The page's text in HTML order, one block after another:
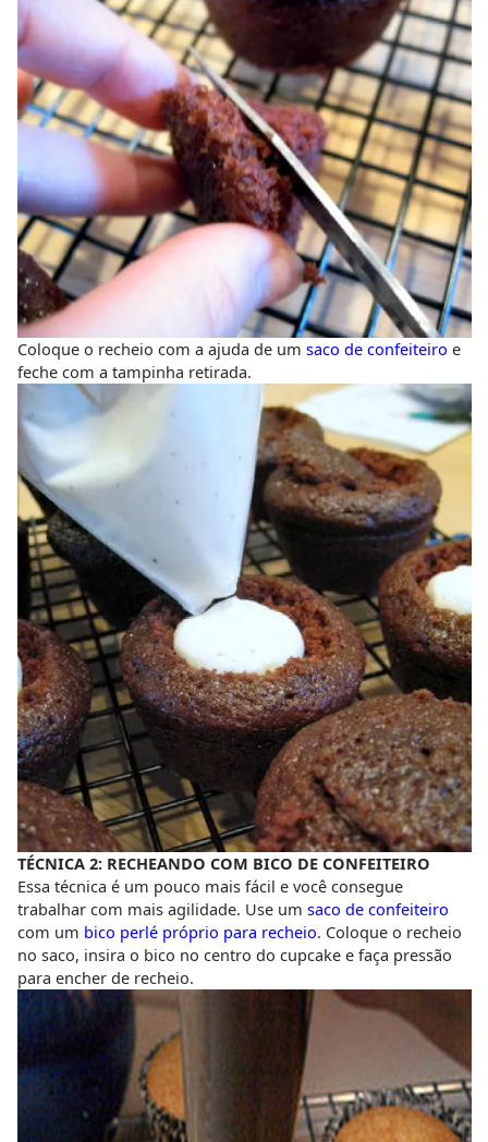
Coloque o recheio com a ajuda de um saco de confeiteiro e
feche com a tampinha retirada.
TÉCNICA 2: RECHEANDO COM BICO DE CONFEITEIRO
Essa técnica é um pouco mais fácil e você consegue
trabalhar com mais agilidade. Use um saco de confeiteiro
com um bico perlé próprio para recheio. Coloque o recheio
no saco, insira o bico no centro do cupcake e faça pressão
para encher de recheio.